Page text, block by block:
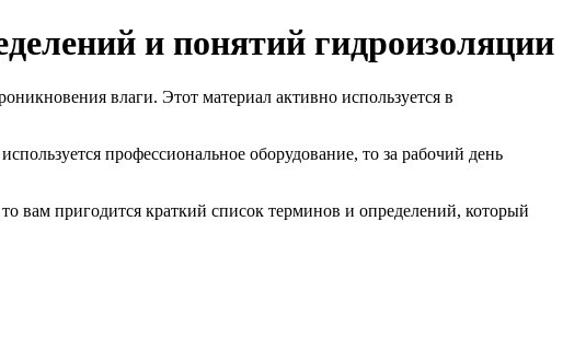
и понятий гидроизоляции
влаги. Этот материал активно используется в
профессиональное оборудование, то за рабочий день
вам пригодится краткий список терминов и определений, который